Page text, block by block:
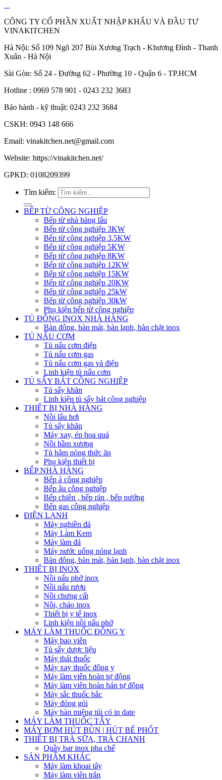
CÔNG TY CỔ PHẦN XUẤT NHẬP KHẨU VÀ ĐẦU TƯ
VINAKITCHEN
Hà Nội: Số 109 Ngõ 207 Bùi Xương Trạch - Khương Đình - Thanh
Xuân - Hà Nội
Sài Gòn: Số 24 - Đường 62 - Phường 10 - Quận 6 - TP.HCM
Hotline : 0969 578 901 - 0243 232 3683
Bảo hành - kỹ thuật: 0243 232 3684
CSKH: 0943 148 666
Email: vinakitchen.net@gmail.com
Website: https://vinakitchen.net/
GPKD: 0108209399
Tìm kiếm:
BẾP TỪ CÔNG NGHIỆP
Bếp từ nhà hàng lẩu
Bếp từ công nghiệp 3KW
Bếp từ công nghiệp 3.5KW
Bếp từ công nghiệp 5KW
Bếp từ công nghiệp 8KW
Bếp từ công nghiệp 12KW
Bếp từ công nghiệp 15KW
Bếp từ công nghiệp 20KW
Bếp từ công nghiệp 25kW
Bếp từ công nghiệp 30kW
Phụ kiện bếp từ công nghiệp
TỦ ĐÔNG INOX NHÀ HÀNG
Bàn đông, bàn mát, bàn lạnh, bàn chặt inox
TỦ NẤU CƠM
Tủ nấu cơm điện
Tủ nấu cơm gas
Tủ nấu cơm gas và điện
Linh kiện tủ nấu cơm
TỦ SẤY BÁT CÔNG NGHIỆP
Tủ sấy khăn
Linh kiện tủ sấy bát công nghiệp
THIẾT BỊ NHÀ HÀNG
Nồi lẩu hơi
Tủ sấy khăn
Máy xay, ép hoa quả
Nồi hầm xương
Tủ hâm nóng thức ăn
Phụ kiện thiết bị
BẾP NHÀ HÀNG
Bếp á công nghiệp
Bếp âu công nghiệp
Bếp chiên , bếp rán , bếp nướng
Bếp gas công nghiệp
ĐIỆN LẠNH
Máy nghiền đá
Máy Làm Kem
Máy làm đá
Máy nước uống nóng lạnh
Bàn đông, bàn mát, bàn lạnh, bàn chặt inox
THIẾT BỊ INOX
Nồi nấu phở inox
Nồi nấu rượu
Nồi chưng cất
Nồi, chảo inox
Thiết bị y tế inox
Linh kiện nồi nấu phở
MÁY LÀM THUỐC ĐÔNG Y
Máy bao viên
Tủ sấy dược liệu
Máy thái thuốc
Máy xay thuốc đông y
Máy làm viên hoàn tự động
Máy làm viên hoàn bán tự động
Máy sắc thuốc bắc
Máy đóng gói
Máy hàn miệng túi có in date
MÁY LÀM THUỐC TÂY
MÁY BƠM HÚT BÙN | HÚT BỂ PHỐT
THIẾT BỊ TRÀ SỮA, TRÀ CHANH
Quầy bar inox pha chế
SẢN PHẨM KHÁC
Máy làm khoai tây
Máy làm viên trân